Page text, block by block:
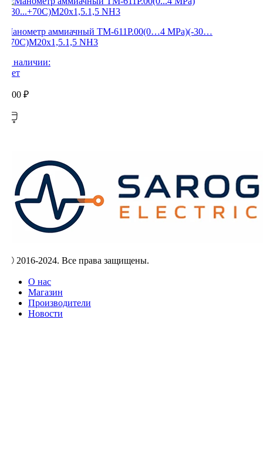
Манометр аммиачный ТМ-611Р.00(0…4 MPa)(-30…
+70C)М20х1,5.1,5 NH3
В наличии:
Нет
0,00 ₽
Ⓒ 2016-2024. Все права защищены.
О нас
Магазин
Производители
Новости